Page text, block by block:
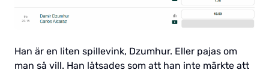
Han är en liten spillevink, Dzumhur. Eller pajas om
man så vill. Han låtsades som att han inte märkte att